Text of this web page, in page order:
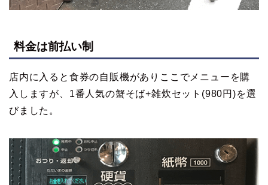
料金は前払い制
店内に入ると食券の自販機がありここでメニューを購
入しますが、1番人気の蟹そば+雑炊セット(980円)を選
びました。